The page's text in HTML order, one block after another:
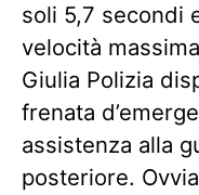
soli 5,7 secondi
velocità
Giulia Polizia
frenata
assistenza alla
posteriore.